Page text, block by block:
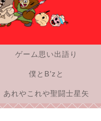
ゲーム思い出語り
僕とB’zと
あれやこれや聖闘士星矢